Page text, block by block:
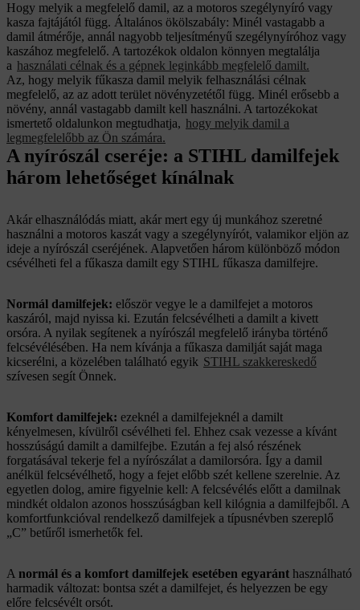
Hogy melyik a megfelelő damil, az a motoros szegélynyíró vagy
kasza fajtájától függ. Általános ökölszabály: Minél vastagabb a
damil átmérője, annál nagyobb teljesítményű szegélynyíróhoz vagy
kaszához megfelelő. A tartozékok oldalon könnyen megtalálja
a használati célnak és a gépnek leginkább megfelelő damilt.
Az, hogy melyik fűkasza damil melyik felhasználási célnak
megfelelő, az az adott terület növényzetétől függ. Minél erősebb a
növény, annál vastagabb damilt kell használni. A tartozékokat
ismertető oldalunkon megtudhatja, hogy melyik damil a
legmegfelelőbb az Ön számára.
A nyírószál cseréje: a STIHL damilfejek
három lehetőséget kínálnak
Akár elhasználódás miatt, akár mert egy új munkához szeretné
használni a motoros kaszát vagy a szegélynyírót, valamikor eljön az
ideje a nyírószál cseréjének. Alapvetően három különböző módon
csévélheti fel a fűkasza damilt egy STIHL fűkasza damilfejre.
Normál damilfejek: először vegye le a damilfejet a motoros
kaszáról, majd nyissa ki. Ezután felcsévélheti a damilt a kivett
orsóra. A nyilak segítenek a nyírószál megfelelő irányba történő
felcsévélésében. Ha nem kívánja a fűkasza damilját saját maga
kicserélni, a közelében található egyik STIHL szakkereskedő
szívesen segít Önnek.
Komfort damilfejek: ezeknél a damilfejeknél a damilt
kényelmesen, kívülről csévélheti fel. Ehhez csak vezesse a kívánt
hosszúságú damilt a damilfejbe. Ezután a fej alsó részének
forgatásával tekerje fel a nyírószálat a damilorsóra. Így a damil
anélkül felcsévélhető, hogy a fejet előbb szét kellene szerelnie. Az
egyetlen dolog, amire figyelnie kell: A felcsévélés előtt a damilnak
mindkét oldalon azonos hosszúságban kell kilógnia a damilfejből. A
komfortfunkcióval rendelkező damilfejek a típusnévben szereplő
„C” betűről ismerhetők fel.
A normál és a komfort damilfejek esetében egyaránt használható
harmadik változat: bontsa szét a damilfejet, és helyezzen be egy
előre felcsévélt orsót.